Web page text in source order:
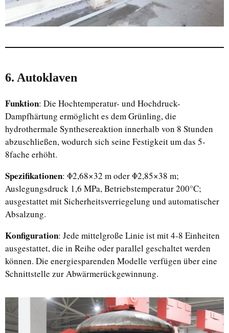
6. Autoklaven
Funktion: Die Hochtemperatur- und Hochdruck-
Dampfhärtung ermöglicht es dem Grünling, die
hydrothermale Synthesereaktion innerhalb von 8 Stunden
abzuschließen, wodurch sich seine Festigkeit um das 5-
8fache erhöht.
Spezifikationen: Φ2,68×32 m oder Φ2,85×38 m;
Auslegungsdruck 1,6 MPa, Betriebstemperatur 200°C;
ausgestattet mit Sicherheitsverriegelung und automatischer
Absalzung.
Konfiguration: Jede mittelgroße Linie ist mit 4-8 Einheiten
ausgestattet, die in Reihe oder parallel geschaltet werden
können. Die energiesparenden Modelle verfügen über eine
Schnittstelle zur Abwärmerückgewinnung.